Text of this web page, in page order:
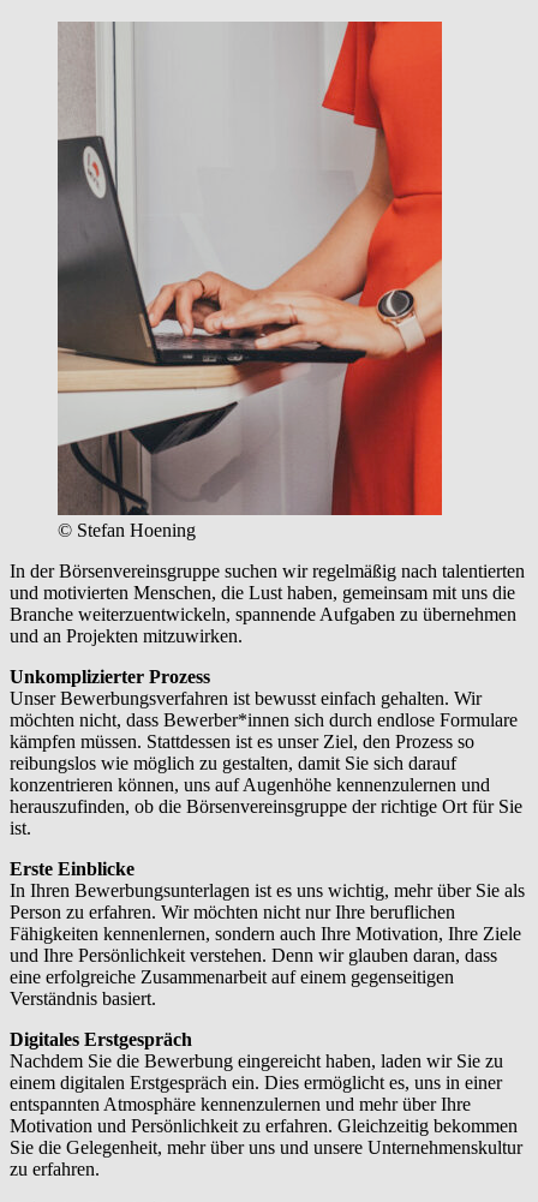
© Stefan Hoening
In der Börsenvereinsgruppe suchen wir regelmäßig nach talentierten
und motivierten Menschen, die Lust haben, gemeinsam mit uns die
Branche weiterzuentwickeln, spannende Aufgaben zu übernehmen
und an Projekten mitzuwirken.
Unkomplizierter Prozess
Unser Bewerbungsverfahren ist bewusst einfach gehalten. Wir
möchten nicht, dass Bewerber*innen sich durch endlose Formulare
kämpfen müssen. Stattdessen ist es unser Ziel, den Prozess so
reibungslos wie möglich zu gestalten, damit Sie sich darauf
konzentrieren können, uns auf Augenhöhe kennenzulernen und
herauszufinden, ob die Börsenvereinsgruppe der richtige Ort für Sie
ist.
Erste Einblicke
In Ihren Bewerbungsunterlagen ist es uns wichtig, mehr über Sie als
Person zu erfahren. Wir möchten nicht nur Ihre beruflichen
Fähigkeiten kennenlernen, sondern auch Ihre Motivation, Ihre Ziele
und Ihre Persönlichkeit verstehen. Denn wir glauben daran, dass
eine erfolgreiche Zusammenarbeit auf einem gegenseitigen
Verständnis basiert.
Digitales Erstgespräch
Nachdem Sie die Bewerbung eingereicht haben, laden wir Sie zu
einem digitalen Erstgespräch ein. Dies ermöglicht es, uns in einer
entspannten Atmosphäre kennenzulernen und mehr über Ihre
Motivation und Persönlichkeit zu erfahren. Gleichzeitig bekommen
Sie die Gelegenheit, mehr über uns und unsere Unternehmenskultur
zu erfahren.